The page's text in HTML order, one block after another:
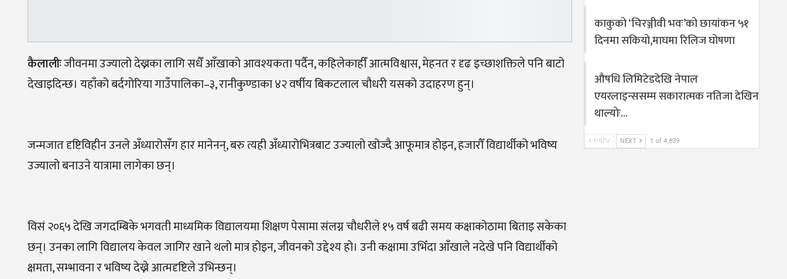
कैलालीःजीवनमा उज्यालो देख्नका लागि सधैँ आँखाको आवश्यकता पर्दैन, कहिलेकाहीँ आत्मविश्वास, मेहनत र दृढ इच्छाशक्तिले पनि बाटो
देखाइदिन्छ। यहाँको बर्दगोरिया गाउँपालिका–३, रानीकुण्डाका ४२ वर्षीय बिकटलाल चौधरी यसको उदाहरण हुन्।
जन्मजात दृष्टिविहीन उनले अँध्यारोसँग हार मानेनन्, बरु त्यही अँध्यारोभित्रबाट उज्यालो खोज्दै आफूमात्र होइन, हजारौँ विद्यार्थीको भविष्य
उज्यालो बनाउने यात्रामा लागेका छन्।
विसं २०६५ देखि जगदम्बिके भगवती माध्यमिक विद्यालयमा शिक्षण पेसामा संलग्न चौधरीले १५ वर्ष बढी समय कक्षाकोठामा बिताइ सकेका
छन्। उनका लागि विद्यालय केवल जागिर खाने थलो मात्र होइन, जीवनको उद्देश्य हो। उनी कक्षामा उभिँदा आँखाले नदेखे पनि विद्यार्थीको
क्षमता, सम्भावना र भविष्य देख्ने आत्मदृष्टिले उभिन्छन्।
काकुको ‘चिरञ्जीवी भवः’को छायांकन ५१
दिनमा सकियो,माघमा रिलिज घोषणा
औषधि लिमिटेडदेखि नेपाल
एयरलाइन्ससम्म सकारात्मक नतिजा देखिन
थाल्योः…
PREV NEXT 1 of 4,839